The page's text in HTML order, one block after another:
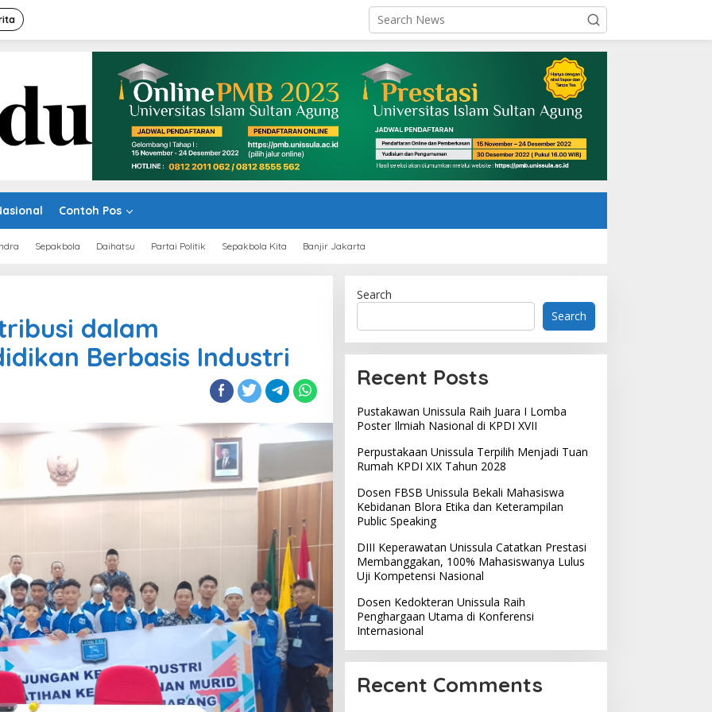
Contoh Pos
Sepakbola Daihatsu Partai Politik Sepakbola Kita Banjir Jakarta
dalam
Berbasis Industri
Search
Search
Recent Posts
Pustakawan Unissula Raih Juara I Lomba
Poster Ilmiah Nasional di KPDI XVII
Perpustakaan Unissula Terpilih Menjadi Tuan
Rumah KPDI XIX Tahun 2028
Dosen FBSB Unissula Bekali Mahasiswa
Kebidanan Blora Etika dan Keterampilan
Public Speaking
DIII Keperawatan Unissula Catatkan Prestasi
Membanggakan, 100% Mahasiswanya Lulus
Uji Kompetensi Nasional
Dosen Kedokteran Unissula Raih
Penghargaan Utama di Konferensi
Internasional
Recent Comments